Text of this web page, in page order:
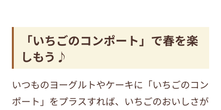
「いちごのコンポート」で春を楽
しもう♪
いつものヨーグルトやケーキに「いちごのコン
ポート」をプラスすれば、いちごのおいしさが